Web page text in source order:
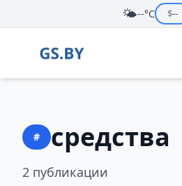
🌤️--°C $--
# средства
2 публикации